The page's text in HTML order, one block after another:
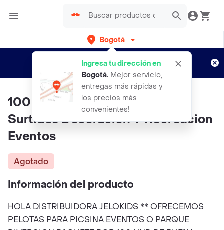
Bogotá
Ingresa tu dirección en
Bogotá. Mejor servicio,
entregas más rápidas y
los precios más
convenientes!
envíos gratis por semanas
Aplican TyC
100 Unidades Pelotas Colores
Surtidos Decoracion Y Recreacion
Eventos
Agotado
Información del producto
HOLA DISTRIBUIDORA JELOKIDS ** OFRECEMOS
PELOTAS PARA PICSINA EVENTOS O PARQUE